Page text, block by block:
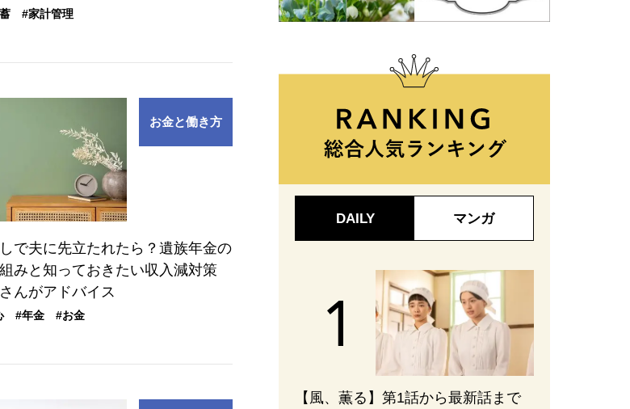
#家計管理
お金と働き方
で夫に先立たれたら？遺族年金の
みと知っておきたい収入減対策
んがアドバイス
#年金
#お金
DAILY マンガ
【風、薫る】第1話から最新話まで